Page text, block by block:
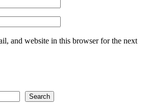
and website in this browser for the next
Search